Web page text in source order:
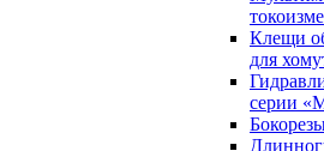
Клещи
для
серии